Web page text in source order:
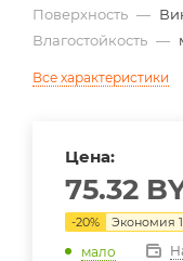
Поверхность —
Влагостойкость —
Все характеристики
Цена:
75.32
-20% Экономия
мало